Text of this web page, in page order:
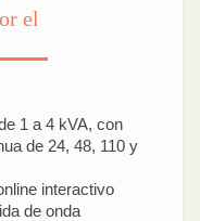
el
1 a 4 kVA, con
de 24, 48, 110 y
interactivo
de onda